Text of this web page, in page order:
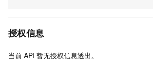
授权信息
当前 API 暂无授权信息透出。